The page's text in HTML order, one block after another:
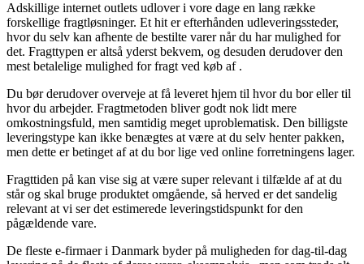
Adskillige internet outlets udlover i vore dage en lang række
forskellige fragtløsninger. Et hit er efterhånden udleveringssteder,
hvor du selv kan afhente de bestilte varer når du har mulighed for
det. Fragttypen er altså yderst bekvem, og desuden derudover den
mest betalelige mulighed for fragt ved køb af .
Du bør derudover overveje at få leveret hjem til hvor du bor eller til
hvor du arbejder. Fragtmetoden bliver godt nok lidt mere
omkostningsfuld, men samtidig meget uproblematisk. Den billigste
leveringstype kan ikke benægtes at være at du selv henter pakken,
men dette er betinget af at du bor lige ved online forretningens lager.
Fragttiden på kan vise sig at være super relevant i tilfælde af at du
står og skal bruge produktet omgående, så herved er det sandelig
relevant at vi ser det estimerede leveringstidspunkt for den
pågældende vare.
De fleste e-firmaer i Danmark byder på muligheden for dag-til-dag